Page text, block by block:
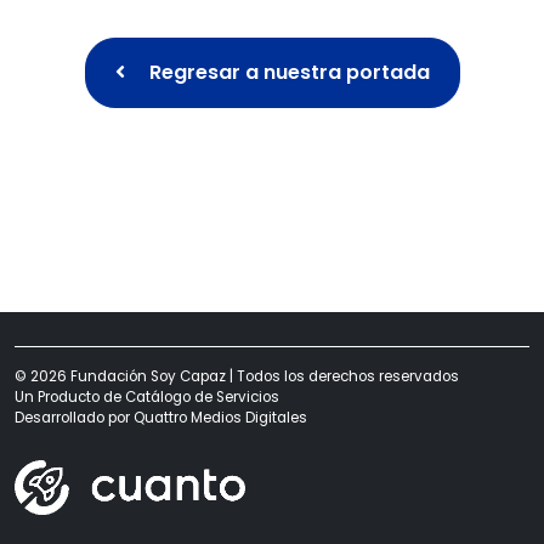
Regresar a nuestra portada
© 2026 Fundación Soy Capaz | Todos los derechos reservados
Un Producto deCatálogo de Servicios
Desarrollado porQuattro Medios Digitales